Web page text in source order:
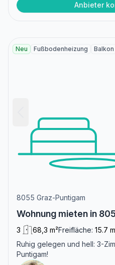
Anbieter
Neu Fußbodenheizung Balkon
8055 Graz-Puntigam
Wohnung mieten in
3 68,3 m²Freifläche: 15.7
Ruhig gelegen und hell: 3-
Puntigam!